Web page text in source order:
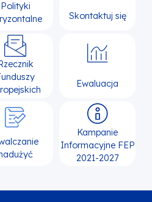
Polityki
Skontaktuj się
Rzecznik
Ewaluacja
Kampanie
Informacyjne FEP
2021-2027